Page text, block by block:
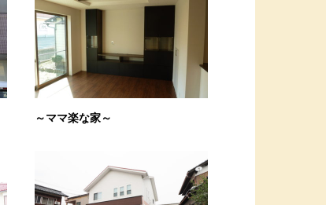
～ママ楽な家～